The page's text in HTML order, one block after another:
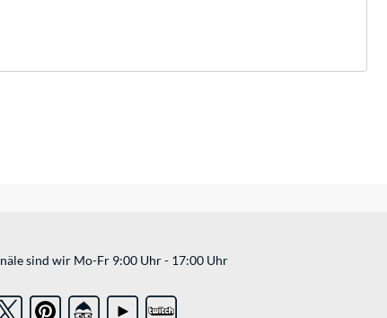
sind wir Mo-Fr 9:00 Uhr - 17:00 Uhr